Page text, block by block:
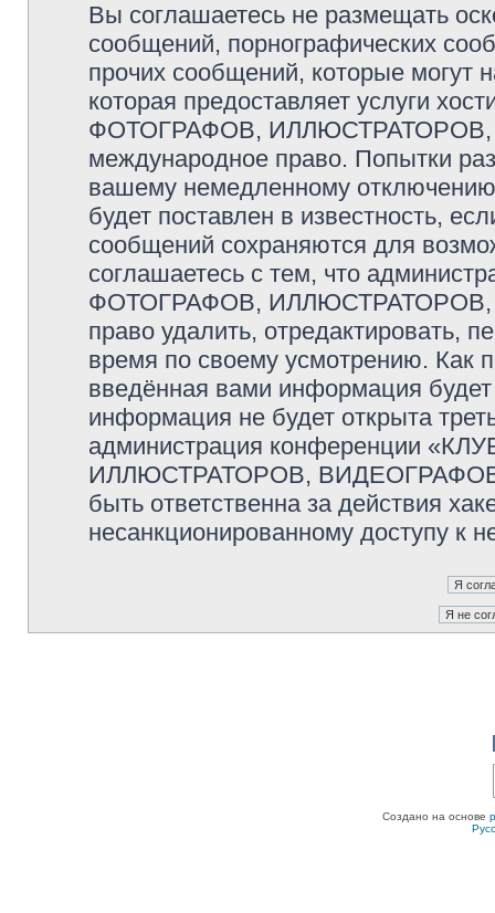
Вы соглашаетесь не размещать
сообщений, порнографических
прочих сообщений, которые могут
которая предоставляет услуги
ФОТОГРАФОВ,
международное право. Попытки
вашему немедленному
будет поставлен в известность,
сообщений сохраняются для
соглашаетесь с тем, что
ФОТОГРАФОВ,
право удалить, отредактировать,
время по своему усмотрению. Как
введённая вами информация
информация не будет открыта
администрация конференции
ИЛЛЮСТРАТОРОВ, ВИДЕОГРАФОВ
быть ответственна за действия
несанкционированному доступу к
Создано на основе